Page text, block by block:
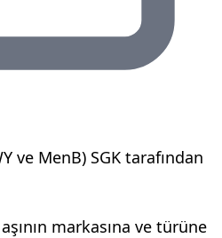
ve MenB) SGK tarafından
markasına ve türüne